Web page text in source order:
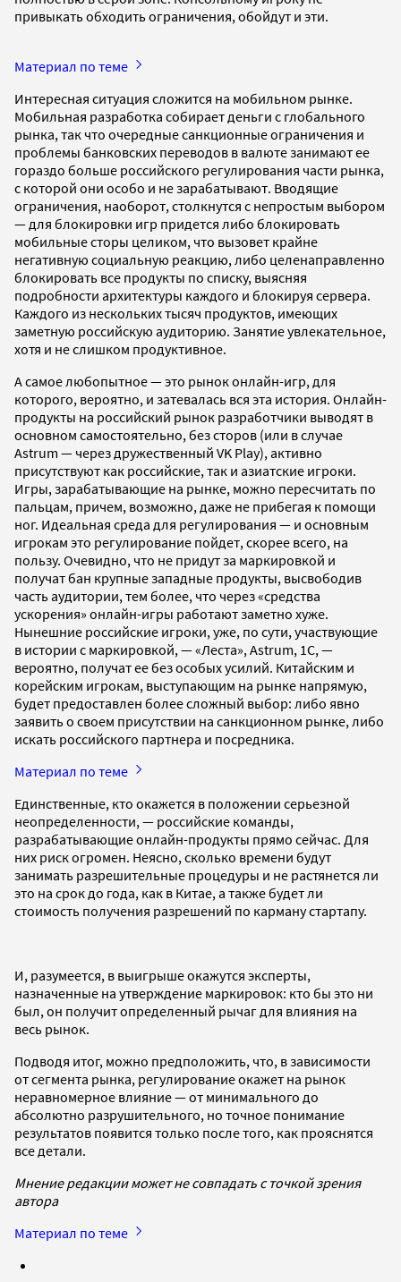
привыкать обходить ограничения, обойдут и эти.
Материал по теме
Интересная ситуация сложится на мобильном рынке.
Мобильная разработка собирает деньги с глобального
рынка, так что очередные санкционные ограничения и
проблемы банковских переводов в валюте занимают ее
гораздо больше российского регулирования части рынка,
с которой они особо и не зарабатывают. Вводящие
ограничения, наоборот, столкнутся с непростым выбором
— для блокировки игр придется либо блокировать
мобильные сторы целиком, что вызовет крайне
негативную социальную реакцию, либо целенаправленно
блокировать все продукты по списку, выясняя
подробности архитектуры каждого и блокируя сервера.
Каждого из нескольких тысяч продуктов, имеющих
заметную российскую аудиторию. Занятие увлекательное,
хотя и не слишком продуктивное.
А самое любопытное — это рынок онлайн-игр, для
которого, вероятно, и затевалась вся эта история. Онлайн-
продукты на российский рынок разработчики выводят в
основном самостоятельно, без сторов (или в случае
Astrum — через дружественный VK Play), активно
присутствуют как российские, так и азиатские игроки.
Игры, зарабатывающие на рынке, можно пересчитать по
пальцам, причем, возможно, даже не прибегая к помощи
ног. Идеальная среда для регулирования — и основным
игрокам это регулирование пойдет, скорее всего, на
пользу. Очевидно, что не придут за маркировкой и
получат бан крупные западные продукты, высвободив
часть аудитории, тем более, что через «средства
ускорения» онлайн-игры работают заметно хуже.
Нынешние российские игроки, уже, по сути, участвующие
в истории с маркировкой, — «Леста», Astrum, 1С, —
вероятно, получат ее без особых усилий. Китайским и
корейским игрокам, выступающим на рынке напрямую,
будет предоставлен более сложный выбор: либо явно
заявить о своем присутствии на санкционном рынке, либо
искать российского партнера и посредника.
Материал по теме
Единственные, кто окажется в положении серьезной
неопределенности, — российские команды,
разрабатывающие онлайн-продукты прямо сейчас. Для
них риск огромен. Неясно, сколько времени будут
занимать разрешительные процедуры и не растянется ли
это на срок до года, как в Китае, а также будет ли
стоимость получения разрешений по карману стартапу.
И, разумеется, в выигрыше окажутся эксперты,
назначенные на утверждение маркировок: кто бы это ни
был, он получит определенный рычаг для влияния на
весь рынок.
Подводя итог, можно предположить, что, в зависимости
от сегмента рынка, регулирование окажет на рынок
неравномерное влияние — от минимального до
абсолютно разрушительного, но точное понимание
результатов появится только после того, как прояснятся
все детали.
Мнение редакции может не совпадать с точкой зрения
автора
Материал по теме